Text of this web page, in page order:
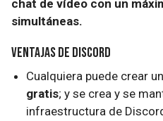
chat de vídeo con un
simultáneas.
Ventajas de Discord
Cualquiera puede crear un
gratis; y se crea y se
infraestructura de